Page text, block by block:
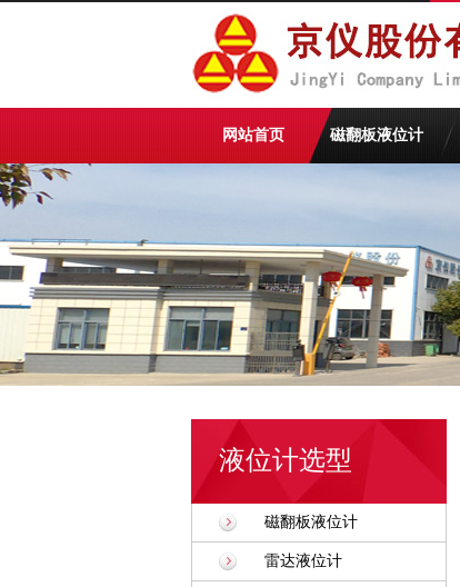
网站首页 磁翻板液位计
液位计选型
磁翻板液位计
雷达液位计